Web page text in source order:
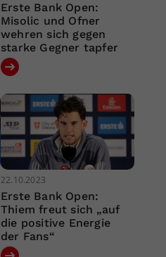
Erste Bank Open:
Misolic und Ofner
wehren sich gegen
starke Gegner tapfer
22.10.2023
Erste Bank Open:
Thiem freut sich „auf
die positive Energie
der Fans“